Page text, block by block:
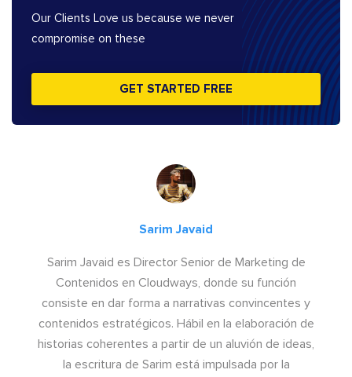
Our Clients Love us because we never
compromise on these
GET STARTED FREE
Sarim Javaid
Sarim Javaid es Director Senior de Marketing de
Contenidos en Cloudways, donde su función
consiste en dar forma a narrativas convincentes y
contenidos estratégicos. Hábil en la elaboración de
historias coherentes a partir de un aluvión de ideas,
la escritura de Sarim está impulsada por la